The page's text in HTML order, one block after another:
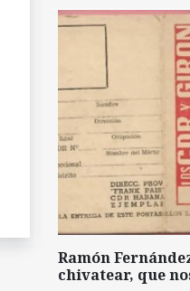
Ramón
chivatear, que